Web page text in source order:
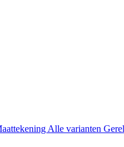
Alle varianten